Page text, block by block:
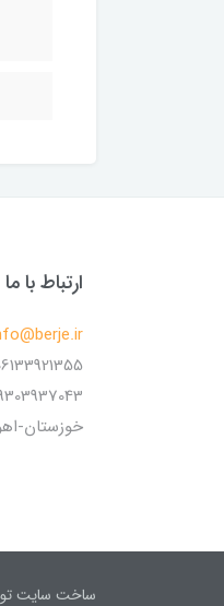
ارتباط با ما
خوزستان-اهواز
ساخت سایت